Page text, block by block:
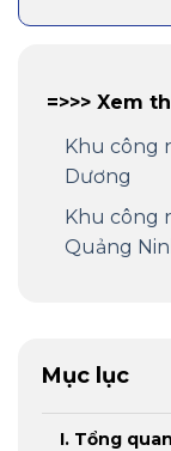
=>>> Xem
Khu công
Dương
Khu công
Quảng
Mục lục
I. Tổng